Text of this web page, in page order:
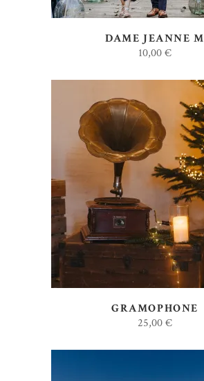
DAME JEANNE M
10,00€
AJOUTER AU DEVIS
GRAMOPHONE
25,00€